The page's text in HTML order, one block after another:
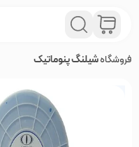
فروشگاهشیلنگ پنوماتیک